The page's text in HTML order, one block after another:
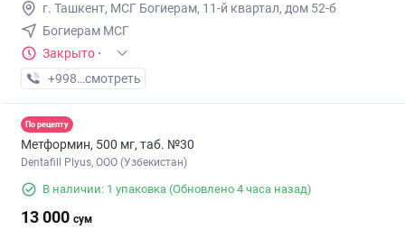
г. Ташкент, МСГ Богиерам, 11-й квартал, дом 52-б
Богиерам МСГ
Закрыто ·
+998 (77) XXX-XX-XX
смотреть
По рецепту
Метформин, 500 мг, таб. №30
Dentafill Plyus, ООО (Узбекистан)
В наличии: 1 упаковка (Обновлено 4 часа назад)
13 000 сум